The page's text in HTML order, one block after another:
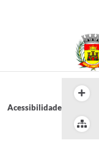
Acessibilidade